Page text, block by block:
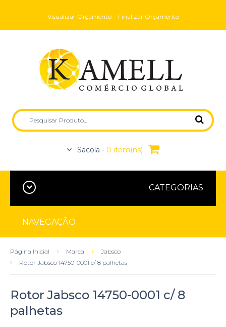
Visualizar Orçamento Finalizar Orçamento
Sacola - 0 item(ns)
CATEGORIAS
NAVEGAÇÃO
Página Inicial Marca
Jabsco
Rotor Jabsco 14750-0001 c/ 8 palhetas
Rotor Jabsco 14750-0001 c/ 8
palhetas